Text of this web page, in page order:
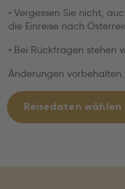
• Vergessen Sie nicht,
die Einreise nach
• Bei Rückfragen stehen
Änderungen vorbehalten.
Reisedaten wählen